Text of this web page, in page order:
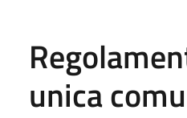
unica